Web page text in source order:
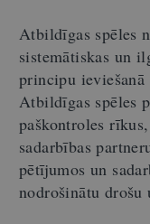
Atbildīgas spēles
sistemātiskas un
principu ieviešanā
Atbildīgas spēles
paškontroles
sadarbības
pētījumos un
nodrošinātu drošu